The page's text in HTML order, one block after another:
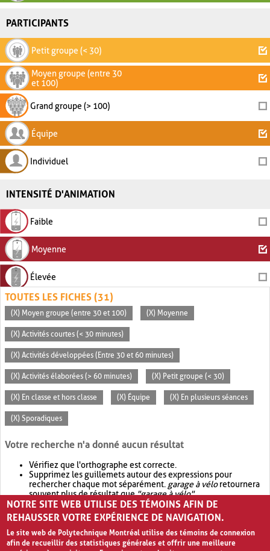
PARTICIPANTS
Petit groupe (< 30)
Moyen groupe (entre 30
et 100)
Grand groupe (> 100)
Équipe
Individuel
INTENSITÉ D'ANIMATION
Faible
Moyenne
Élevée
TOUTES LES FICHES (31)
(X) Moyen groupe (entre 30 et 100) (X) Moyenne
(X) Activités courtes (< 30 minutes)
(X) Activités développées (Entre 30 et 60 minutes)
(X) Activités élaborées (> 60 minutes) (X) Petit groupe (< 30)
(X) En classe et hors classe (X) Équipe (X) En plusieurs séances
(X) Sporadiques
Votre recherche n'a donné aucun résultat
Vérifiez que l'orthographe est correcte.
Supprimez les guillemets autour des expressions pour
rechercher chaque mot séparément. garage à véloretournera
souvent plus de résultat que"garage à vélo".
Envisagez d'élargir votre recherche avec OR.garage OR vélo
retournera souvent plus de résultat quegarage à vélo
NOTRE SITE WEB UTILISE DES TÉMOINS AFIN DE
REHAUSSER VOTRE EXPÉRIENCE DE NAVIGATION.
Le site web de Polytechnique Montréal utilise des témoins de connexion
afin de recueillir des statistiques générales et offrir une meilleure